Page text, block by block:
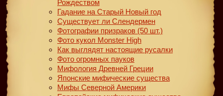
Рождеством
Гадание на Старый Новый год
Существует ли Слендермен
Фотографии призраков (50 шт.)
Фото кукол Monster High
Как выглядят настоящие русалки
Фото огромных пауков
Мифология Древней Греции
Японские мифические существа
Мифы Северной Америки